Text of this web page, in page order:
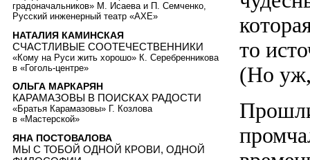
то
(Но
градоначальников» М. Исаева и П. Семченко,
Русский инженерный театр «АХЕ»
НАТАЛИЯ КАМИНСКАЯ
СЧАСТЛИВЫЕ СООТЕЧЕСТВЕННИКИ
«Кому на Руси жить хорошо» К. Серебренникова
в «Гоголь-центре»
ОЛЬГА МАРКАРЯН
КАРАМАЗОВЫ В ПОИСКАХ РАДОСТИ
«Братья Карамазовы» Г. Козлова
в «Мастерской»
ЯНА ПОСТОВАЛОВА
МЫ С ТОБОЙ ОДНОЙ КРОВИ, ОДНОЙ